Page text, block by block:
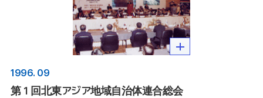
1996. 09
第１回北東アジア地域自治体連合総会